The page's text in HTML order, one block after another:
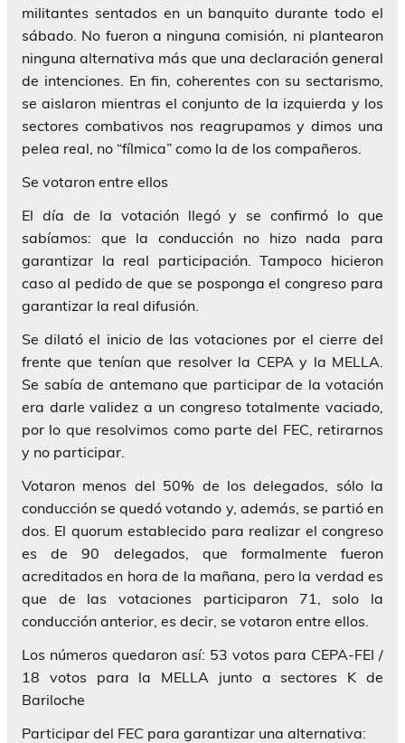
militantes sentados en un banquito durante todo el
sábado. No fueron a ninguna comisión, ni plantearon
ninguna alternativa más que una declaración general
de intenciones. En fin, coherentes con su sectarismo,
se aislaron mientras el conjunto de la izquierda y los
sectores combativos nos reagrupamos y dimos una
pelea real, no “fílmica” como la de los compañeros.
Se votaron entre ellos
El día de la votación llegó y se confirmó lo que
sabíamos: que la conducción no hizo nada para
garantizar la real participación. Tampoco hicieron
caso al pedido de que se posponga el congreso para
garantizar la real difusión.
Se dilató el inicio de las votaciones por el cierre del
frente que tenían que resolver la CEPA y la MELLA.
Se sabía de antemano que participar de la votación
era darle validez a un congreso totalmente vaciado,
por lo que resolvimos como parte del FEC, retirarnos
y no participar.
Votaron menos del 50% de los delegados, sólo la
conducción se quedó votando y, además, se partió en
dos. El quorum establecido para realizar el congreso
es de 90 delegados, que formalmente fueron
acreditados en hora de la mañana, pero la verdad es
que de las votaciones participaron 71, solo la
conducción anterior, es decir, se votaron entre ellos.
Los números quedaron así: 53 votos para CEPA-FEI /
18 votos para la MELLA junto a sectores K de
Bariloche
Participar del FEC para garantizar una alternativa: